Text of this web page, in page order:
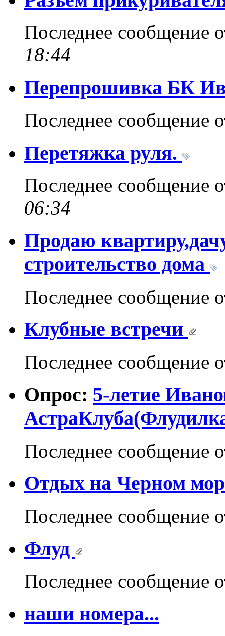
Последнее сообщение
18:44
Перепрошивка БК
Последнее сообщение
Перетяжка руля.
Последнее сообщение
06:34
Продаю
строительство дома
Последнее сообщение
Клубные встречи
Последнее сообщение
Опрос: 5-летие
Последнее сообщение
Отдых на Черном
Последнее сообщение
Флуд
Последнее сообщение
наши номера...